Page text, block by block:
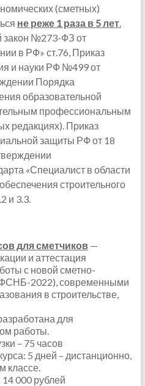
(сметных)
не реже 1 раза в 5 лет.
закон №273-ФЗ от
в РФ» ст.76, Приказ
и науки РФ №499 от
Порядка
образовательной
профессиональным
редакциях). Приказ
защиты РФ от 18
«Специалист в области
строительного
и 3.3.
для сметчиков—
и аттестация
с новой сметно-
2022), современными
в строительстве,
для
работы.
– 75 часов
5 дней – дистанционно,
классе.
000 рублей